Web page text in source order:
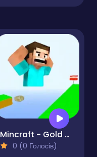
Mincraft - Gold Steve
0 (0 Голосів)